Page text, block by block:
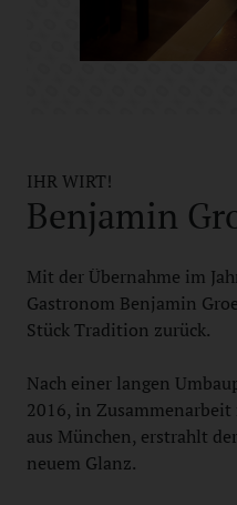
IHR WIRT!
Benjamin
Mit der Übernahme im
Gastronom Benjamin
Stück Tradition zurück.
Nach einer langen
2016, in
aus München, erstrahlt
neuem Glanz.